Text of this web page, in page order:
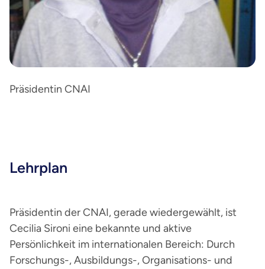
Präsidentin CNAI
Lehrplan
Präsidentin der CNAI, gerade wiedergewählt, ist
Cecilia Sironi eine bekannte und aktive
Persönlichkeit im internationalen Bereich: Durch
Forschungs-, Ausbildungs-, Organisations- und